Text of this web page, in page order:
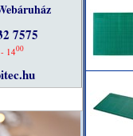
7575
- 1400